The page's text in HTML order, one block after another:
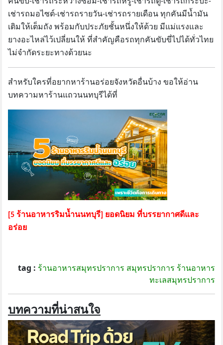
คนขับ-เช่ารถระหว่างซ่อม-เช่ารถหรู-เช่ารถตู้-เช่ารถกระบะ-
เช่ารถมอไซต์-เช่ารถรายวัน-เช่ารถรายเดือน ทุกคันมีน้ำมัน
เติมให้เต็มถัง พร้อมกับประภัยชั้นหนึ่งให้ด้วย มีแม่แรงและ
ยางอะไหล่ไว้เปลี่ยนให้ ที่สำคัญคือรถทุกคันขับขี่ไปได้ทั่วไทย
ไม่จำกัดระยะทางด้วยนะ
สำหรับใครที่อยากหาร้านอร่อยจังหวัดอื่นบ้าง ขอให้อ่าน
บทความหาร้านแถวนนทบุรีได้ที่
[5 ร้านอาหารริมน้ำนนทบุรี] ยอดนิยม ที่บรรยากาศดีและ
อร่อย
tag : ร้านอาหารสมุทรปราการ สมุทรปราการ ร้านอาหาร
ทะเลสมุทรปราการ
บทความที่น่าสนใจ